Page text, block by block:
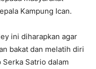
Kampung Ican.
ini diharapkan agar
bakat dan melatih diri
Satrio dalam